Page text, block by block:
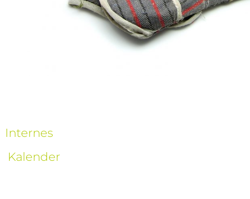
Internes
Kalender